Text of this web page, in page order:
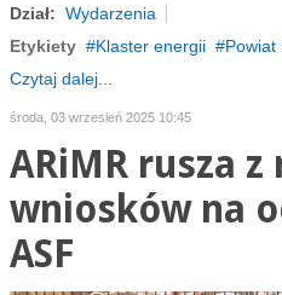
Dział: Wydarzenia
Etykiety
Klaster energii Powiat
Czytaj dalej...
środa, 03 wrzesień 2025 10:45
ARiMR rusza
wniosków na
ASF